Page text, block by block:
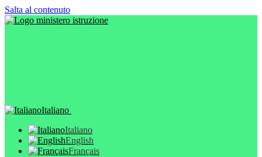
Salta al contenuto
Italiano
Italiano
English
Français